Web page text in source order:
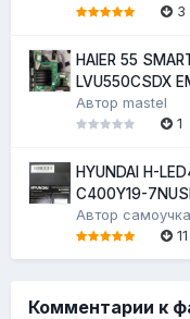
3
HAIER 55
LVU550CSDX
Автор mastel
1
HYUNDAI H-
C400Y19-
Автор самоучка
11
Комментарии к